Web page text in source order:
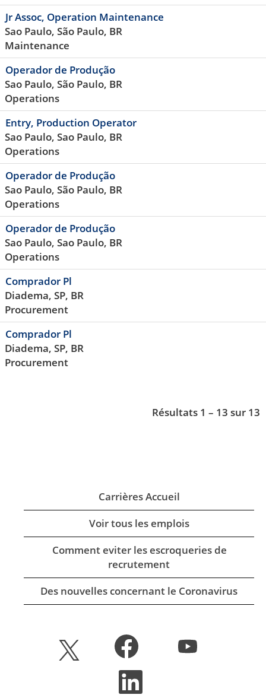
Jr Assoc, Operation Maintenance
Sao Paulo, São Paulo, BR
Maintenance
Operador de Produção
Sao Paulo, São Paulo, BR
Operations
Entry, Production Operator
Sao Paulo, Sao Paulo, BR
Operations
Operador de Produção
Sao Paulo, São Paulo, BR
Operations
Operador de Produção
Sao Paulo, Sao Paulo, BR
Operations
Comprador Pl
Diadema, SP, BR
Procurement
Comprador Pl
Diadema, SP, BR
Procurement
Résultats 1 – 13 sur 13
Carrières Accueil
Voir tous les emplois
Comment eviter les escroqueries de
recrutement
Des nouvelles concernant le Coronavirus
S
o
S
o
S
o